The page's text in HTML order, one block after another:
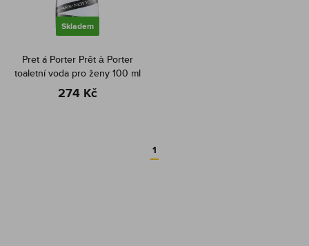
Skladem
Pret á Porter Prêt à Porter
toaletní voda pro ženy 100 ml
274 Kč
1